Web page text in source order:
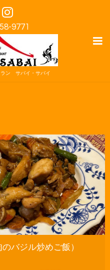
9771
ラン サバイ・サバイ
バジル炒めご飯）